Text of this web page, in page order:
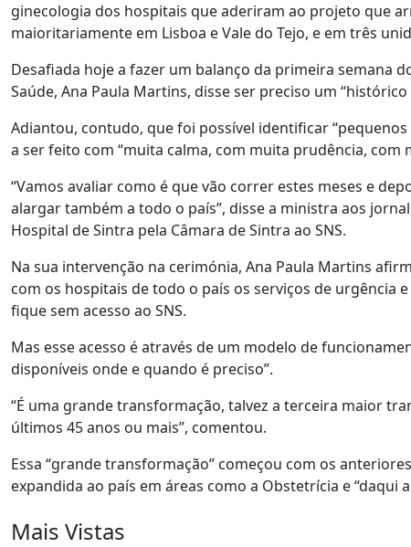
ginecologia dos hospitais que aderiram ao projeto que
maioritariamente em Lisboa e Vale do Tejo, e em três
Desafiada hoje a fazer um balanço da primeira semana
Saúde, Ana Paula Martins, disse ser preciso um
Adiantou, contudo, que foi possível identificar
a ser feito com “muita calma, com muita prudência, com
“Vamos avaliar como é que vão correr estes meses e
alargar também a todo o país”, disse a ministra aos
Hospital de Sintra pela Câmara de Sintra ao SNS.
Na sua intervenção na cerimónia, Ana Paula Martins
com os hospitais de todo o país os serviços de urgência
fique sem acesso ao SNS.
Mas esse acesso é através de um modelo de
disponíveis onde e quando é preciso”.
“É uma grande transformação, talvez a terceira maior
últimos 45 anos ou mais”, comentou.
Essa “grande transformação” começou com os
expandida ao país em áreas como a Obstetrícia e
Mais Vistas